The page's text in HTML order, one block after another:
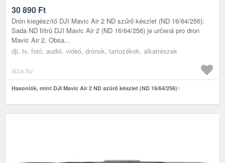
30 890 Ft
Drón kiegészítő DJI Mavic Air 2 ND szűrő készlet (ND 16/64/256):
Sada ND filtrů DJI Mavic Air 2 (ND 16/64/256) je určená pro dron
Mavic Air 2. Obsa...
dji, tv, fotó, audió, videó, drónok, tartozékok, alkatrészek
alza.hu
Hasonlók, mint DJI Mavic Air 2 ND szűrő készlet (ND 16/64/256)